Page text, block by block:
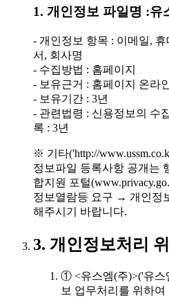
1. 개인정보 파일명 :유
- 개인정보 항목 : 이메일,
서, 회사명
- 수집방법 : 홈페이지
- 보유근거 : 홈페이지 온라
- 보유기간 : 3년
- 관련법령 : 신용정보의 수
록 : 3년
※ 기타('http://
정보파일 등록사항 공개는
합지원 포털
정보열람등 요구 → 개인정
해주시기 바랍니다.
3. 개인정보처리
① <유스엠(주)>('유스
보 업무처리를 위하